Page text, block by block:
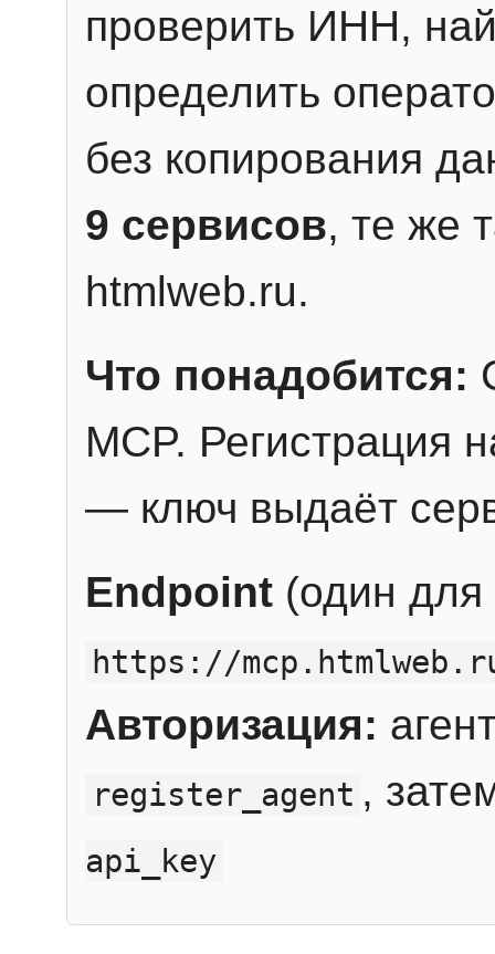
проверить ИНН,
определить
без копирования
9 сервисов, те же
htmlweb.ru.
Что понадобится:
MCP. Регистрация
— ключ выдаёт
Endpoint (один для
https://
Авторизация:
register_agent ,
api_key